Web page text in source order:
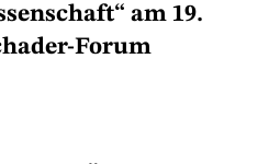
am 19.
Forum